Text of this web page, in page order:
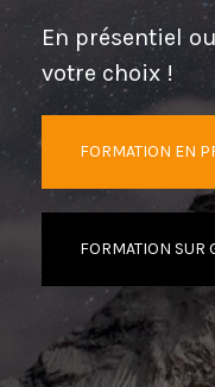
En présentiel
votre choix !
FORMATION EN
FORMATION SUR